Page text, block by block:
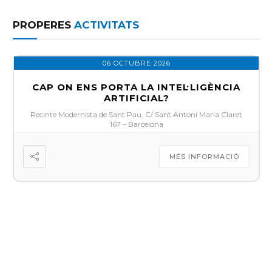
PROPERES ACTIVITATS
06 OCTUBRE 2026
CAP ON ENS PORTA LA INTEL·LIGÈNCIA
ARTIFICIAL?
Recinte Modernista de Sant Pau, C/ Sant Antoni Maria Claret
167 – Barcelona
MÉS INFORMACIÓ